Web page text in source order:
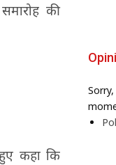
की
कहा कि